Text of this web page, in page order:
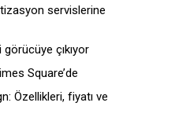
servislerine
çıkıyor
Square’de
Özellikleri, fiyatı ve